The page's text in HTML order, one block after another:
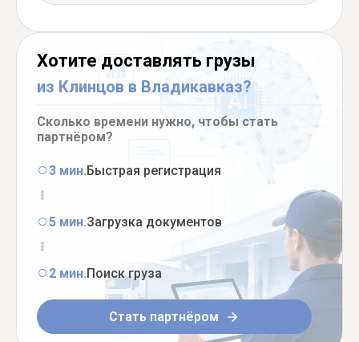
Хотите доставлять грузы
из Клинцов в Владикавказ?
Сколько времени нужно, чтобы стать
партнёром?
3 мин.Быстрая регистрация
5 мин.Загрузка документов
2 мин.Поиск груза
Стать партнёром